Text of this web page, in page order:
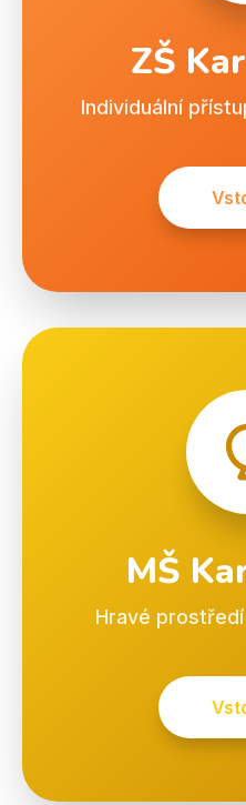
ZŠ
Individuální
MŠ
Hravé